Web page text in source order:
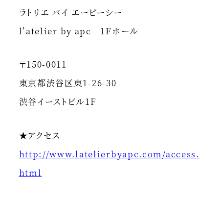
ラトリエ バイ エーピーシー
l’atelier by apc 1Fホール
〒150-0011
東京都渋谷区東1-26-30
渋谷イーストビル1F
★アクセス
http://www.latelierbyapc.com/access.
html